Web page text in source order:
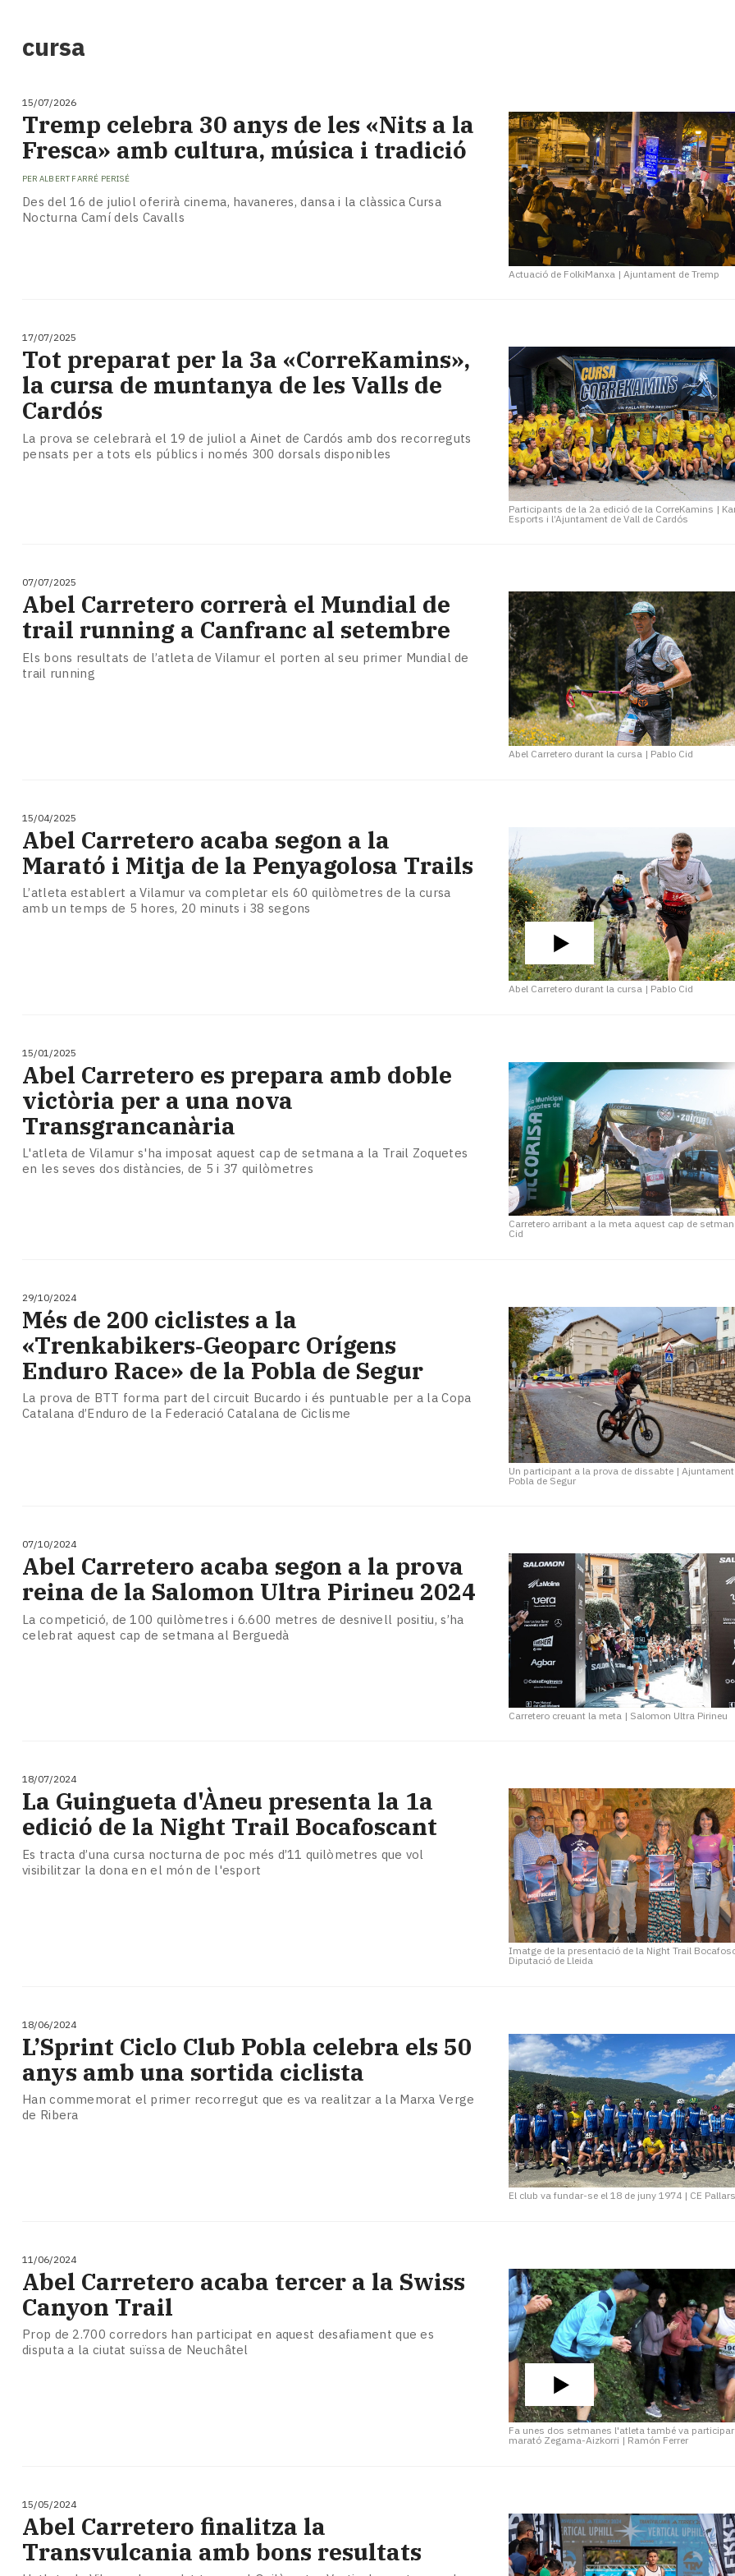
Cultura
tant!
TV
i
mitjans
El
temps
Reportatges
la
teva!
Subscriptors
La
newsletter
Pallars
Contingut
cursa
15/07/2026
Actuació de FolkiManxa | Ajuntament de Tremp
Tremp celebra 30 anys de les «Nits a la
Fresca» amb cultura, música i tradició
PER ALBERT FARRÉ PERISÉ
Des del 16 de juliol oferirà cinema, havaneres, dansa i la clàssica Cursa
Nocturna Camí dels Cavalls
17/07/2025
Participants de la 2a edició de la CorreKamins |
Esports i l’Ajuntament de Vall de Cardós
Tot preparat per la 3a «CorreKamins»,
la cursa de muntanya de les Valls de
Cardós
La prova se celebrarà el 19 de juliol a Ainet de Cardós amb dos recorreguts
pensats per a tots els públics i només 300 dorsals disponibles
07/07/2025
Abel Carretero durant la cursa | Pablo Cid
Abel Carretero correrà el Mundial de
trail running a Canfranc al setembre
Els bons resultats de l’atleta de Vilamur el porten al seu primer Mundial de
trail running
15/04/2025
Abel Carretero durant la cursa | Pablo Cid
Abel Carretero acaba segon a la
Marató i Mitja de la Penyagolosa Trails
L’atleta establert a Vilamur va completar els 60 quilòmetres de la cursa
amb un temps de 5 hores, 20 minuts i 38 segons
15/01/2025
Carretero arribant a la meta aquest cap de
Cid
Abel Carretero es prepara amb doble
victòria per a una nova
Transgrancanària
L'atleta de Vilamur s'ha imposat aquest cap de setmana a la Trail Zoquetes
en les seves dos distàncies, de 5 i 37 quilòmetres
29/10/2024
Un participant a la prova de dissabte |
Pobla de Segur
Més de 200 ciclistes a la
«Trenkabikers‑Geoparc Orígens
Enduro Race» de la Pobla de Segur
La prova de BTT forma part del circuit Bucardo i és puntuable per a la Copa
Catalana d’Enduro de la Federació Catalana de Ciclisme
07/10/2024
Carretero creuant la meta | Salomon Ultra Pirineu
Abel Carretero acaba segon a la prova
reina de la Salomon Ultra Pirineu 2024
La competició, de 100 quilòmetres i 6.600 metres de desnivell positiu, s’ha
celebrat aquest cap de setmana al Berguedà
18/07/2024
Imatge de la presentació de la Night Trail
Diputació de Lleida
La Guingueta d'Àneu presenta la 1a
edició de la Night Trail Bocafoscant
Es tracta d’una cursa nocturna de poc més d’11 quilòmetres que vol
visibilitzar la dona en el món de l'esport
18/06/2024
El club va fundar-se el 18 de juny 1974 | CE
L’Sprint Ciclo Club Pobla celebra els 50
anys amb una sortida ciclista
Han commemorat el primer recorregut que es va realitzar a la Marxa Verge
de Ribera
11/06/2024
Fa unes dos setmanes l'atleta també va
marató Zegama-Aizkorri | Ramón Ferrer
Abel Carretero acaba tercer a la Swiss
Canyon Trail
Prop de 2.700 corredors han participat en aquest desafiament que es
disputa a la ciutat suïssa de Neuchâtel
15/05/2024
Abel Carretero finalitza la
Transvulcania amb bons resultats